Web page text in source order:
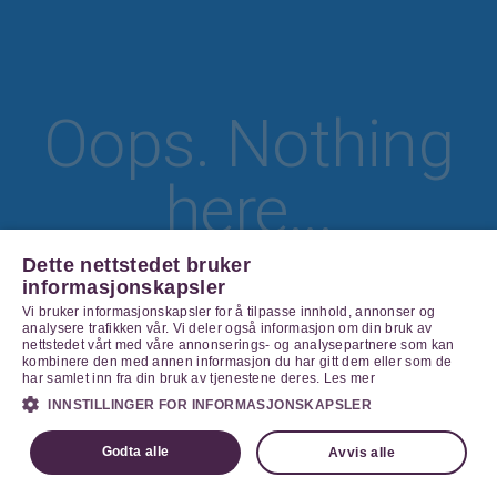
Oops. Nothing
here...
Go Home
Dette nettstedet bruker
informasjonskapsler
Vi bruker informasjonskapsler for å tilpasse innhold, annonser og
analysere trafikken vår. Vi deler også informasjon om din bruk av
nettstedet vårt med våre annonserings- og analysepartnere som kan
kombinere den med annen informasjon du har gitt dem eller som de
har samlet inn fra din bruk av tjenestene deres. Les mer
INNSTILLINGER FOR INFORMASJONSKAPSLER
Godta alle Avvis alle